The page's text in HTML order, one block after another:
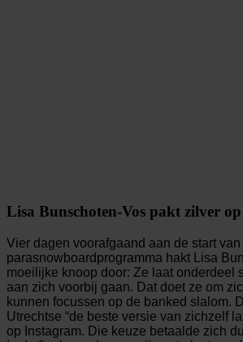
Lisa Bunschoten-Vos pakt zilver
Vier dagen voorafgaand aan de start van
parasnowboardprogramma hakt Lisa
moeilijke knoop door: Ze laat onderdeel
aan zich voorbij gaan. Dat doet ze om
kunnen focussen op de banked slalom.
Utrechtse “de beste versie van zichzelf
op Instagram. Die keuze betaalde zich